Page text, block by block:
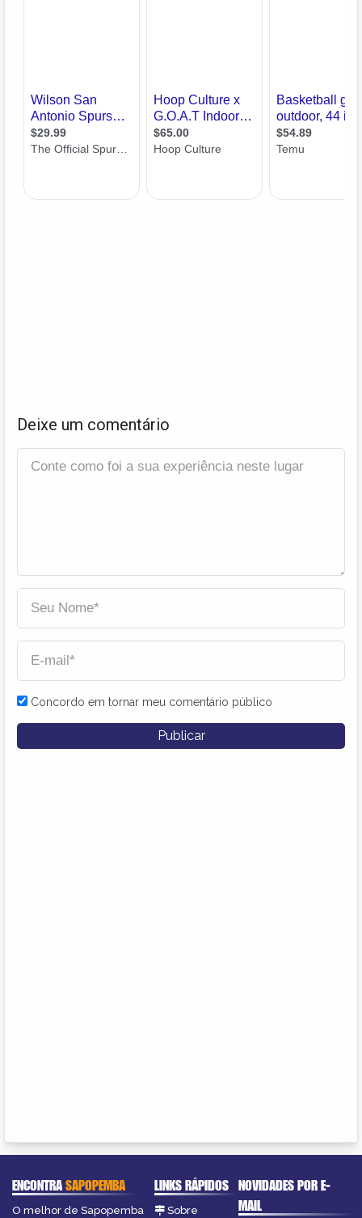
Deixe um comentário
Concordo em tornar meu comentário público
ENCONTRASAPOPEMBA
O melhor de Sapopemba
LINKS RÁPIDOS
Sobre
NOVIDADES POR E-
MAIL